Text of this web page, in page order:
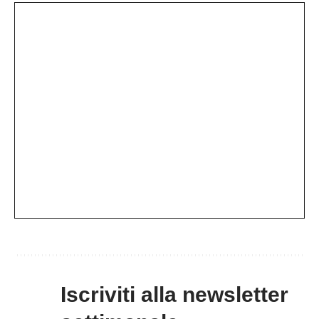
Iscriviti alla newsletter